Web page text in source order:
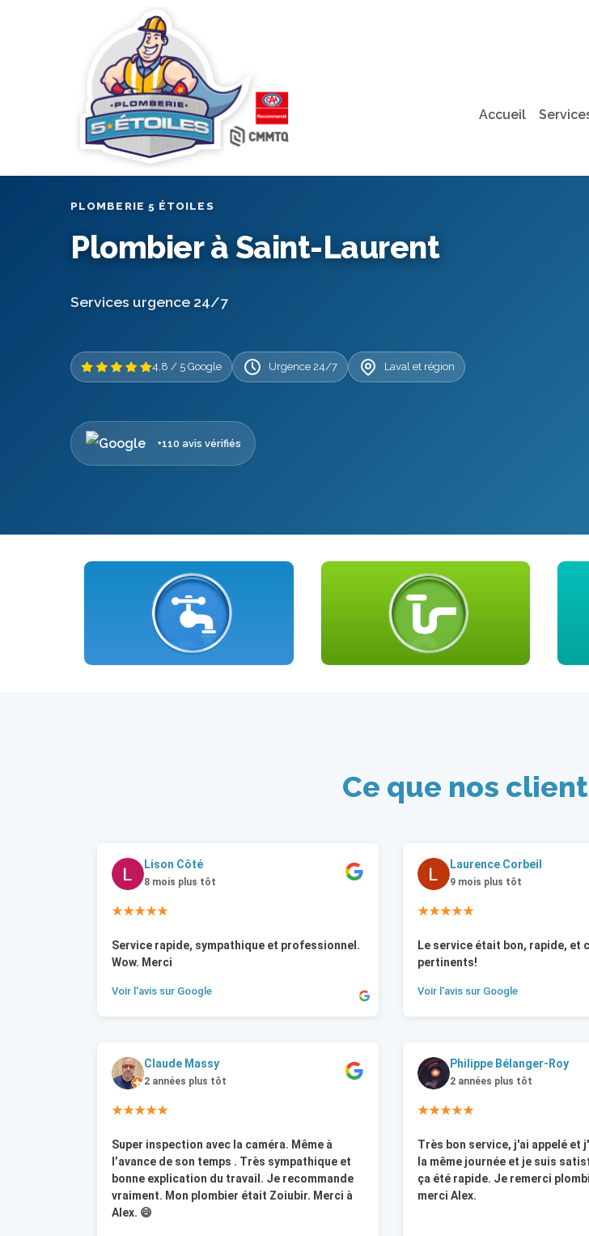
Accueil
PLOMBERIE 5 ÉTOILES
Plombier à Saint-Laurent
Services urgence 24/7
4,8 / 5 Google Urgence 24/7 Laval et région
+110 avis vérifiés
Ce que nos
Lison Côté
8 mois plus tôt
★★★★★
Service rapide, sympathique et professionnel.
Wow. Merci
Voir l'avis sur Google
Laurence Corbeil
9 mois plus tôt
★★★★★
Le service était bon, rapide, et
pertinents!
Voir l'avis sur Google
Claude Massy
2 années plus tôt
★★★★★
Super inspection avec la caméra. Même à
l’avance de son temps . Très sympathique et
bonne explication du travail. Je recommande
vraiment. Mon plombier était Zoiubir. Merci à
Alex. 😄
Philippe Bélanger-Roy
2 années plus tôt
★★★★★
Très bon service, j'ai appelé et
la même journée et je suis
ça été rapide. Je remerci
merci Alex.